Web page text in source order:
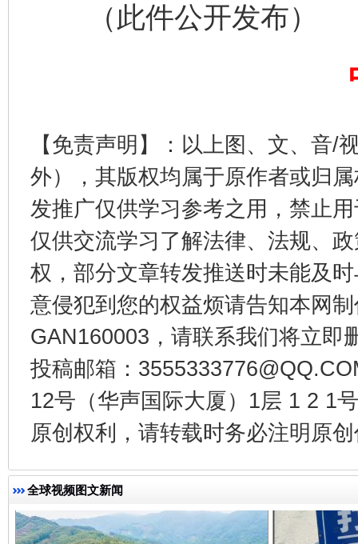
（此件公开发布）
【免责声明】：以上图、文、音/
外），其版权均属于原作者或归
发推广仅供学习参考之用，禁止
仅供交流学习了解法律、法规、
权，部分文章转发推送时未能及
意侵犯到您的权益烦请告知本网
GAN160003，请联系我们将立即
投稿邮箱：
12号（华声国际大厦）1层 1 2 1
原创权利，请转载时务必注明原
全球视频图文新闻
法徽映军营 权益有保障
一批国家标准开始实施 从